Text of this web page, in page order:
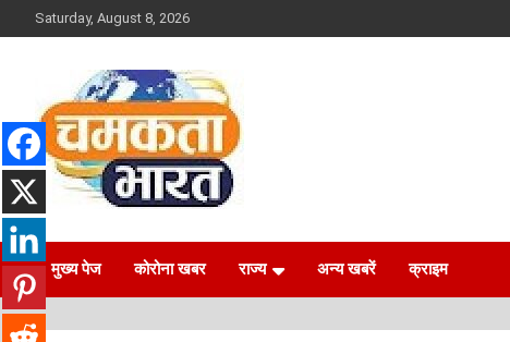
to
Saturday, August 8, 2026
CHAMAKTA BHARAT
NEWS
मुख्य पेज कोरोना खबर राज्य अन्य खबरें क्राइम